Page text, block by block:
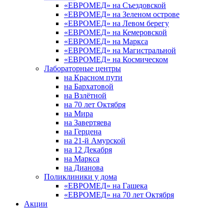
«ЕВРОМЕД» на Съездовской
«ЕВРОМЕД» на Зеленом острове
«ЕВРОМЕД» на Левом берегу
«ЕВРОМЕД» на Кемеровской
«ЕВРОМЕД» на Маркса
«ЕВРОМЕД» на Магистральной
«ЕВРОМЕД» на Космическом
Лабораторные центры
на Красном пути
на Бархатовой
на Взлётной
на 70 лет Октября
на Мира
на Завертяева
на Герцена
на 21-й Амурской
на 12 Декабря
на Маркса
на Дианова
Поликлиники у дома
«ЕВРОМЕД» на Гашека
«ЕВРОМЕД» на 70 лет Октября
Акции